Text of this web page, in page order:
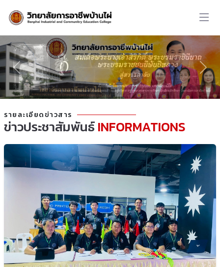
รายละเอียดข่าวสาร
ข่าวประชาสัมพันธ์INFORMATIONS